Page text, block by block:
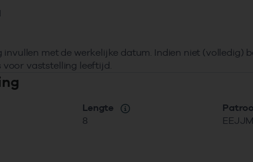
invullen met de werkelijke datum. Indien niet (volledig)
voor vaststelling leeftijd.
Lengte
8